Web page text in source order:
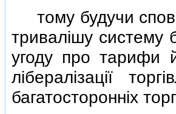
тому будучи
тривалiшу систему
угоду про тарифи
лiбералiзацiї
багатостороннiх